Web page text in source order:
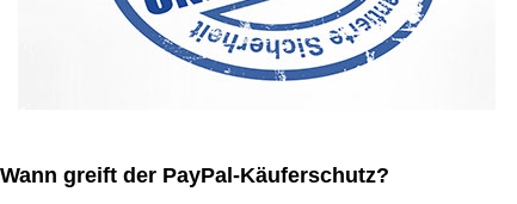
Wann greift der PayPal-Käuferschutz?